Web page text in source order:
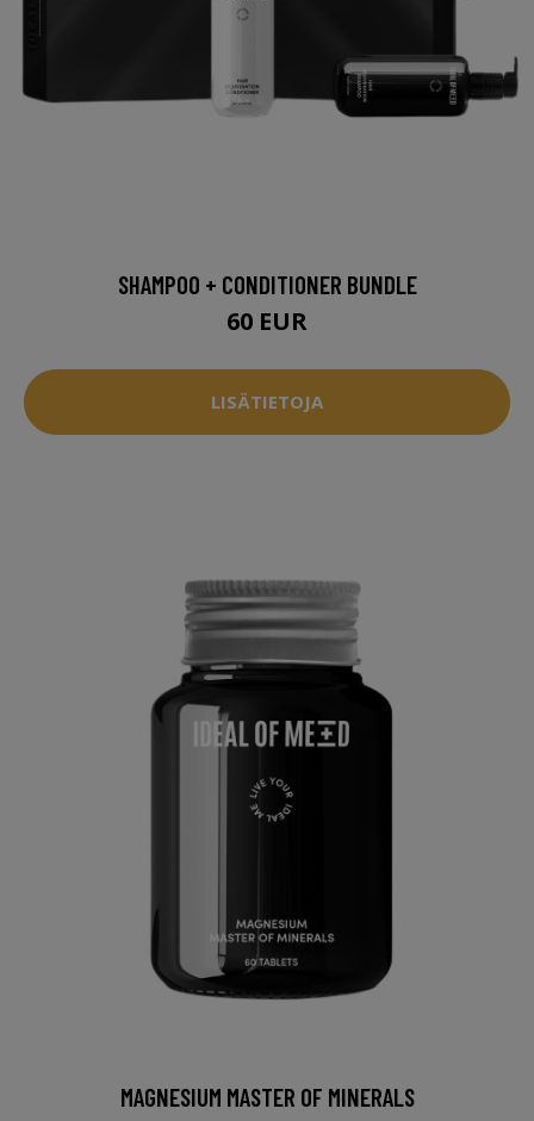
SHAMPOO + CONDITIONER BUNDLE
60 EUR
LISÄTIETOJA
MAGNESIUM MASTER OF MINERALS